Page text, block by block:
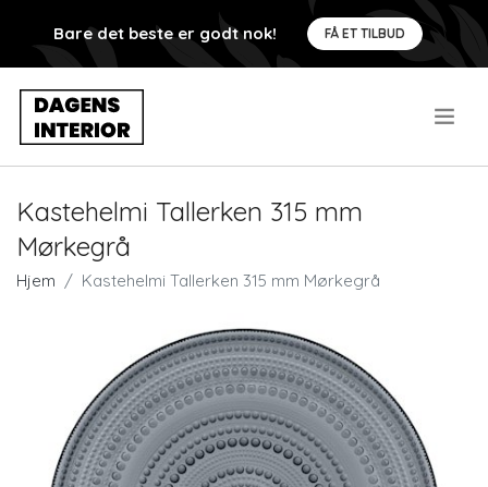
Bare det beste er godt nok! FÅ ET TILBUD
Kastehelmi Tallerken 315 mm
Mørkegrå
Hjem Kastehelmi Tallerken 315 mm Mørkegrå